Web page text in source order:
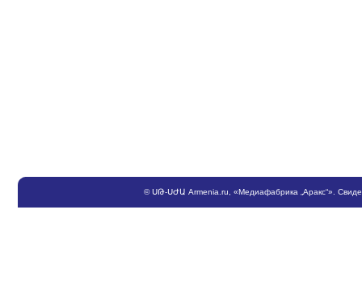
©ՍԹ-ՍԺԱ Armenia.ru , «Медиафабрика „Аракс“».